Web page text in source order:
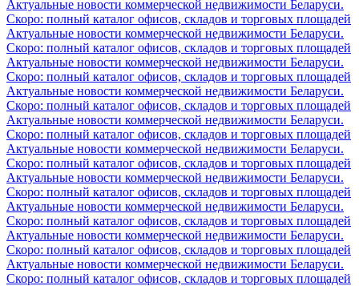
Актуальные новости коммерческой недвижимости Беларуси.
Скоро: полный каталог офисов, складов и торговых площадей
Актуальные новости коммерческой недвижимости Беларуси.
Скоро: полный каталог офисов, складов и торговых площадей
Актуальные новости коммерческой недвижимости Беларуси.
Скоро: полный каталог офисов, складов и торговых площадей
Актуальные новости коммерческой недвижимости Беларуси.
Скоро: полный каталог офисов, складов и торговых площадей
Актуальные новости коммерческой недвижимости Беларуси.
Скоро: полный каталог офисов, складов и торговых площадей
Актуальные новости коммерческой недвижимости Беларуси.
Скоро: полный каталог офисов, складов и торговых площадей
Актуальные новости коммерческой недвижимости Беларуси.
Скоро: полный каталог офисов, складов и торговых площадей
Актуальные новости коммерческой недвижимости Беларуси.
Скоро: полный каталог офисов, складов и торговых площадей
Актуальные новости коммерческой недвижимости Беларуси.
Скоро: полный каталог офисов, складов и торговых площадей
Актуальные новости коммерческой недвижимости Беларуси.
Скоро: полный каталог офисов, складов и торговых площадей